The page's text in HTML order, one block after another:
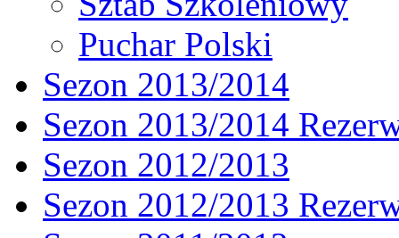
Puchar Polski
Sezon 2013/2014
Sezon 2013/2014
Sezon 2012/2013
Sezon 2012/2013